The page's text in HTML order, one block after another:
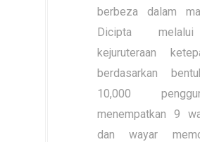
berbeza dalam
Dicipta
kejuruteraan
berdasarkan
10,000
menempatkan 9
dan wayar